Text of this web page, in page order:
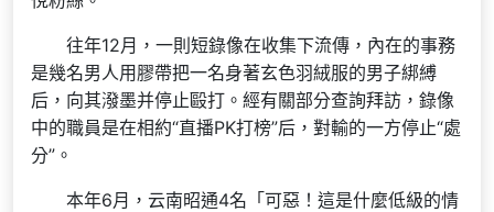
往年12月，一則短錄像在收集下流傳，內在的事務
是幾名男人用膠帶把一名身著玄色羽絨服的男子綁縛
后，向其潑墨并停止毆打。經有關部分查詢拜訪，錄像
中的職員是在相約“直播PK打榜”后，對輸的一方停止“處
分”。
本年6月，云南昭通4名「可惡！這是什麼低級的情